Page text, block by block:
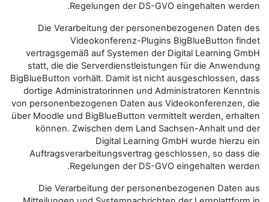
Regelungen der
Die Verarbeitung der
Videokonferenz-
vertragsgemäß auf Systemen
statt, die die
BigBlueButton vorhält. Damit ist
dortige Administratorinnen und
von personenbezogenen Daten
über Moodle und BigBlueButton
können. Zwischen dem
Digital
Auftragsverarbeitungsvertrag
Regelungen der
Die Verarbeitung der